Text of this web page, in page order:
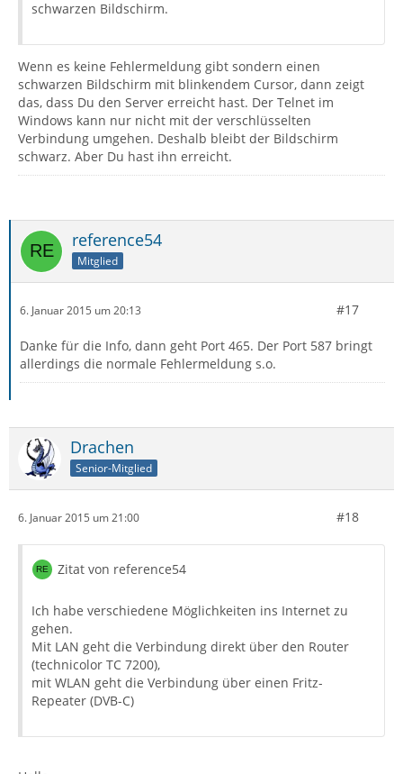
schwarzen Bildschirm.
Wenn es keine Fehlermeldung gibt sondern einen
schwarzen Bildschirm mit blinkendem Cursor, dann zeigt
das, dass Du den Server erreicht hast. Der Telnet im
Windows kann nur nicht mit der verschlüsselten
Verbindung umgehen. Deshalb bleibt der Bildschirm
schwarz. Aber Du hast ihn erreicht.
reference54
Mitglied
6. Januar 2015 um 20:13 #17
Danke für die Info, dann geht Port 465. Der Port 587 bringt
allerdings die normale Fehlermeldung s.o.
Drachen
Senior-Mitglied
6. Januar 2015 um 21:00 #18
Zitat von reference54
Ich habe verschiedene Möglichkeiten ins Internet zu
gehen.
Mit LAN geht die Verbindung direkt über den Router
(technicolor TC 7200),
mit WLAN geht die Verbindung über einen Fritz-
Repeater (DVB-C)